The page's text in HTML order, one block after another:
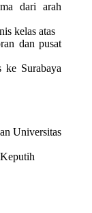
dari arah
kelas atas
dan pusat
ke Surabaya
Universitas